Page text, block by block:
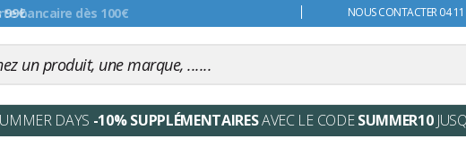
NOUS CONTACTER 04
DAYS -10% SUPPLÉMENTAIRESAVEC LE CODESUMMER10